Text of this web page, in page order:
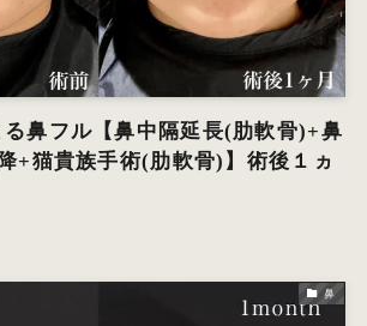
鼻フル【鼻中隔延長(肋軟骨)+鼻
+猫貴族手術(肋軟骨)】術後１ヵ
鼻